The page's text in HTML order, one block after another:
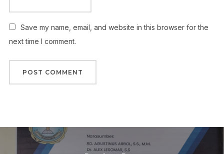
Save my name, email, and website in this browser for the
next time I comment.
Post